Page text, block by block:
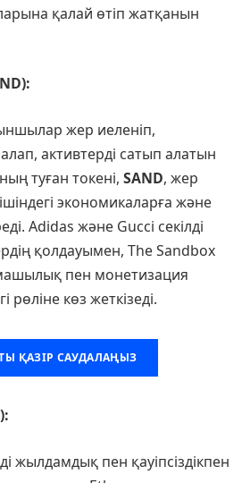
қалай өтіп жатқанын
жер иеленіп,
активтерді сатып алатын
туған токені, SAND, жер
экономикаларға және
Adidas және Gucci секілді
қолдауымен, The Sandbox
пен монетизация
рөліне көз жеткізеді.
ТЫ ҚАЗІР САУДАЛАҢЫЗ
жылдамдық пен қауіпсіздікпен